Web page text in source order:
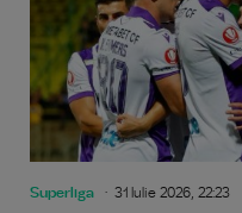
Superliga 31 Iulie 2026, 22:23